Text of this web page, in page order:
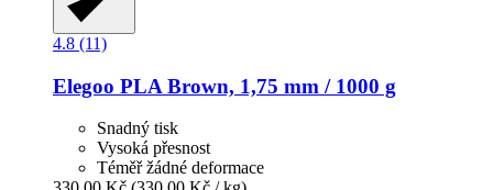
4.8 (11)
Elegoo PLA Brown, 1,75 mm / 1000 g
Snadný tisk
Vysoká přesnost
Téměř žádné deformace